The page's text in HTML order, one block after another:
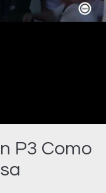
P3 Como